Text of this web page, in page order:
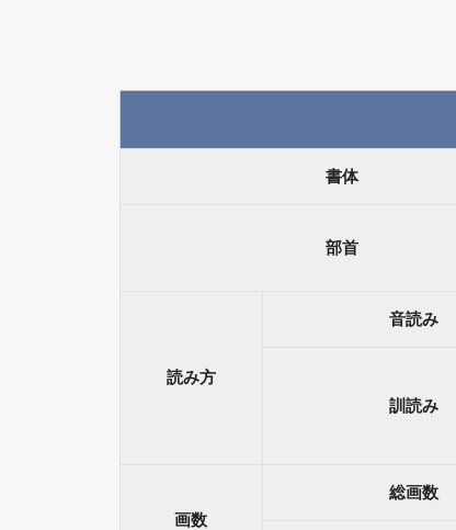
書体
部首
読み方
音読み
訓読み
画数
総画数